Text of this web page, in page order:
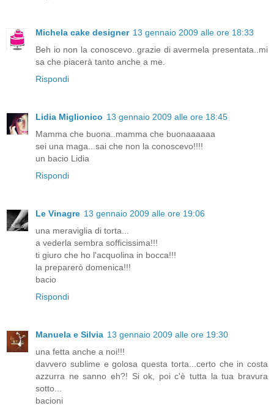
Michela cake designer 13 gennaio 2009 alle ore 18:33
Beh io non la conoscevo..grazie di avermela presentata..mi
sa che piacerà tanto anche a me.
Rispondi
Lidia Miglionico 13 gennaio 2009 alle ore 18:45
Mamma che buona..mamma che buonaaaaaa
sei una maga...sai che non la conoscevo!!!!
un bacio Lidia
Rispondi
Le Vinagre 13 gennaio 2009 alle ore 19:06
una meraviglia di torta...
a vederla sembra sofficissima!!!
ti giuro che ho l'acquolina in bocca!!!
la preparerò domenica!!!
bacio
Rispondi
Manuela e Silvia 13 gennaio 2009 alle ore 19:30
una fetta anche a noi!!!
davvero sublime e golosa questa torta...certo che in costa
azzurra ne sanno eh?! Si ok, poi c'è tutta la tua bravura
sotto...
bacioni